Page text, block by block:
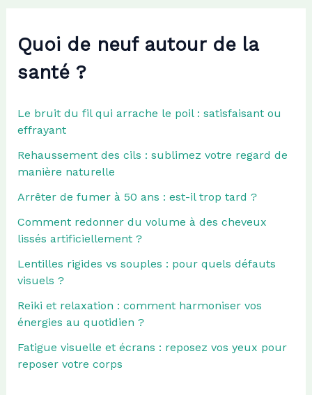
Quoi de neuf autour de la
santé ?
Le bruit du fil qui arrache le poil : satisfaisant ou
effrayant
Rehaussement des cils : sublimez votre regard de
manière naturelle
Arrêter de fumer à 50 ans : est-il trop tard ?
Comment redonner du volume à des cheveux
lissés artificiellement ?
Lentilles rigides vs souples : pour quels défauts
visuels ?
Reiki et relaxation : comment harmoniser vos
énergies au quotidien ?
Fatigue visuelle et écrans : reposez vos yeux pour
reposer votre corps